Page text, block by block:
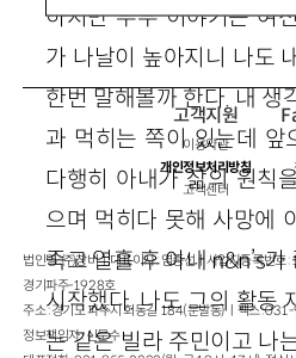
하지만 부부 이야기는 여
가 나날이 높아지니 나도
한번 말해볼까 한다. 내 생
과 먹히는 쪽이 있는데 앞
다행히 아내가 삶의 원칙
으며 먹히다 못해 사망에
죽고 열흘 후 아내 n&n’s
시작했다. 나도 그의 활동
는 같은 빌라 주민이고 나
고객지원
이용약관
개인정보처리방침
고객센터
법인명 : ㈜창비ㅣ대표이사 : 염종선ㅣ사업자등록번
경기파주-1928호
주소 : 경기도 파주시 회동길 184(문발동)ㅣ팩스 :
정보책임자 : 신문수